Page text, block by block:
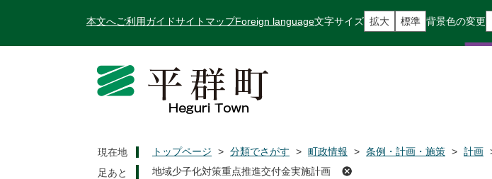
本文へご利用ガイドサイトマップForeign language文字サイズ 拡大 標準 背景色の変更
現在地 トップページ > 分類でさがす > 町政情報 > 条例・計画・施策 > 計画
地域少子化対策重点推進交付金実施計画